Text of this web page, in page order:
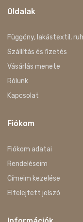
Oldalak
Függöny, lakástextil,
Szállítás és fizetés
Vásárlás menete
Rólunk
Kapcsolat
Fiókom
Fiókom adatai
Rendeléseim
Címeim kezelése
Elfelejtett jelszó